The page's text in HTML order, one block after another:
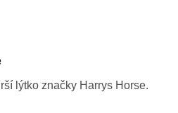
lýtko značky Harrys Horse.